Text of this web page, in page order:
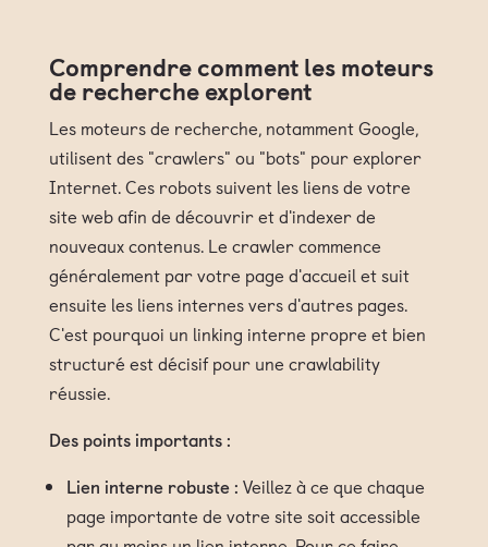
Comprendre comment les moteurs
de recherche explorent
Les moteurs de recherche, notamment Google,
utilisent des "crawlers" ou "bots" pour explorer
Internet. Ces robots suivent les liens de votre
site web afin de découvrir et d'indexer de
nouveaux contenus. Le crawler commence
généralement par votre page d'accueil et suit
ensuite les liens internes vers d'autres pages.
C'est pourquoi un linking interne propre et bien
structuré est décisif pour une crawlability
réussie.
Des points importants :
Lien interne robuste : Veillez à ce que chaque
page importante de votre site soit accessible